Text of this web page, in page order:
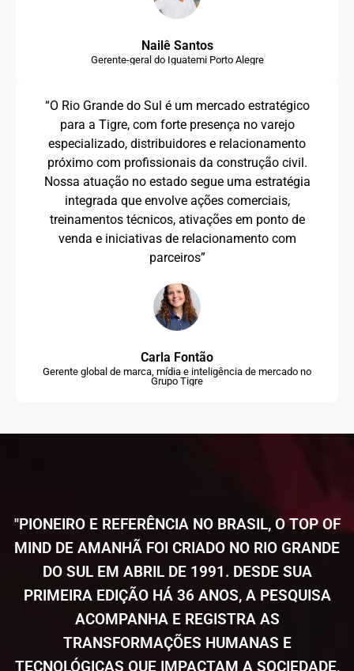
Nailê Santos
Gerente-geral do Iguatemi Porto Alegre
“O Rio Grande do Sul é um mercado estratégico
para a Tigre, com forte presença no varejo
especializado, distribuidores e relacionamento
próximo com profissionais da construção civil.
Nossa atuação no estado segue uma estratégia
integrada que envolve ações comerciais,
treinamentos técnicos, ativações em ponto de
venda e iniciativas de relacionamento com
parceiros”
Carla Fontão
Gerente global de marca, mídia e inteligência de mercado no
Grupo Tigre
"PIONEIRO E REFERÊNCIA NO BRASIL, O TOP OF
MIND DE AMANHÃ FOI CRIADO NO RIO GRANDE
DO SUL EM ABRIL DE 1991. DESDE SUA
PRIMEIRA EDIÇÃO HÁ 36 ANOS, A PESQUISA
ACOMPANHA E REGISTRA AS
TRANSFORMAÇÕES HUMANAS E
TECNOLÓGICAS QUE IMPACTAM A SOCIEDADE,